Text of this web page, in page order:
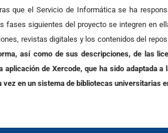
que el Servicio de Informática se ha
fases siguientes del proyecto se integren en
revistas digitales y los contenidos del
así como de sus descripciones, de las
aplicación de Xercode, que ha sido adaptada
en un sistema de bibliotecas universitarias